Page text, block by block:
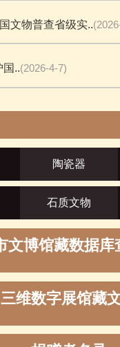
文物普查省级实..
国..(2026-4-7)
陶瓷器
石质文物
文博馆藏数据库
三维数字展馆藏